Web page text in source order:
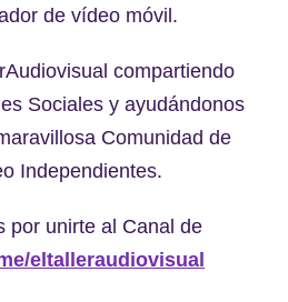
de vídeo móvil.
compartiendo
Sociales y ayudándonos
Comunidad de
Independientes.
por unirte al Canal de
eltalleraudiovisual